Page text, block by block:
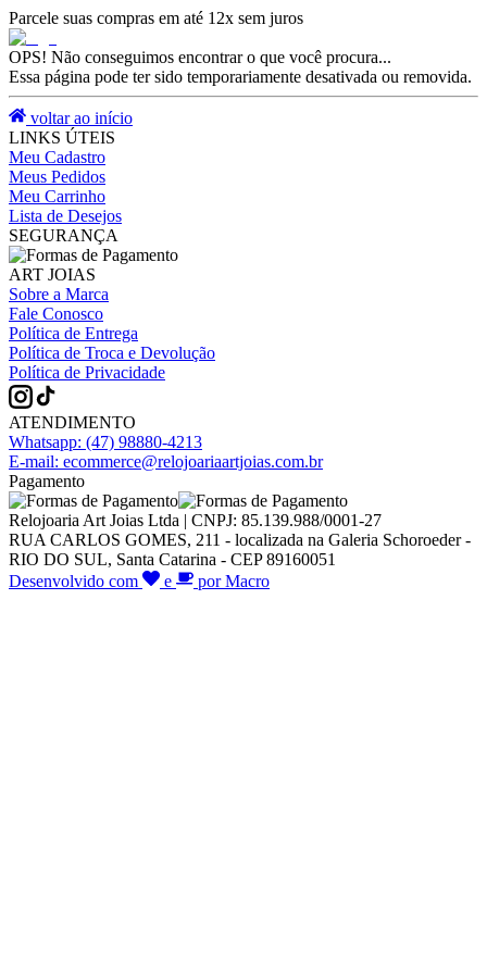
Parcele suas compras em até 12x sem juros
OPS! Não conseguimos encontrar o que você procura...
Essa página pode ter sido temporariamente desativada ou removida.
voltar ao início
LINKS ÚTEIS
Meu Cadastro
Meus Pedidos
Meu Carrinho
Lista de Desejos
SEGURANÇA
ART JOIAS
Sobre a Marca
Fale Conosco
Política de Entrega
Política de Troca e Devolução
Política de Privacidade
ATENDIMENTO
Whatsapp: (47) 98880-4213
E-mail: ecommerce@relojoariaartjoias.com.br
Pagamento
Relojoaria Art Joias Ltda | CNPJ: 85.139.988/0001-27
RUA CARLOS GOMES, 211 - localizada na Galeria Schoroeder -
RIO DO SUL, Santa Catarina - CEP 89160051
Desenvolvido com
e por Macro